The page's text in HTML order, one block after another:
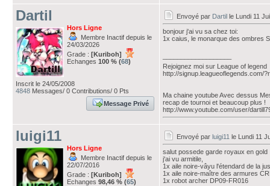
Dartil
Hors Ligne
Membre Inactif depuis le
24/03/2026
Grade : [Kuriboh]
Echanges 100 % (68)
Inscrit le 24/05/2008
4848 Messages/ 0 Contributions/ 0 Pts
Message Privé
Envoyé par Dartil le Lundi 11
bonjour j'ai vu sa chez toi:
1x caius, le monarque des ombres
Rejoignez moi sur League of legend
http://signup.leagueoflegends.com/
Ma chaine youtube Avec dessus
recap de tournoi et beaucoup plus !
http://www.youtube.com/user/
luigi11
Hors Ligne
Membre Inactif depuis le
22/07/2016
Grade : [Kuriboh]
Echanges 98,46 % (65)
Envoyé par luigi11 le Lundi 11
salut possede garde royaux en gold
j'ai vu armitile,
1x aile noire-vâyu l'étendard de la
1x aile noire-maître des armures
1x robot archer DP09-FR016